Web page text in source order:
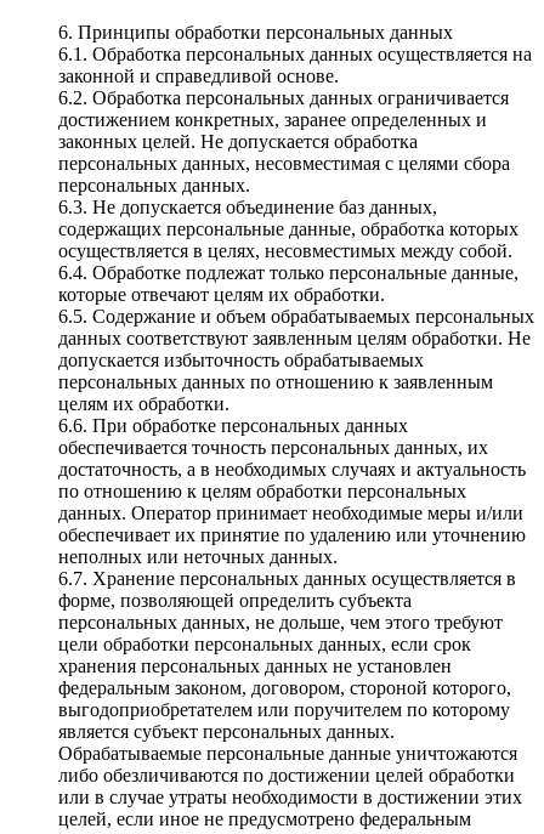
6. Принципы обработки персональных данных
6.1. Обработка персональных данных осуществляется на
законной и справедливой основе.
6.2. Обработка персональных данных ограничивается
достижением конкретных, заранее определенных и
законных целей. Не допускается обработка
персональных данных, несовместимая с целями сбора
персональных данных.
6.3. Не допускается объединение баз данных,
содержащих персональные данные, обработка которых
осуществляется в целях, несовместимых между собой.
6.4. Обработке подлежат только персональные данные,
которые отвечают целям их обработки.
6.5. Содержание и объем обрабатываемых персональных
данных соответствуют заявленным целям обработки. Не
допускается избыточность обрабатываемых
персональных данных по отношению к заявленным
целям их обработки.
6.6. При обработке персональных данных
обеспечивается точность персональных данных, их
достаточность, а в необходимых случаях и актуальность
по отношению к целям обработки персональных
данных. Оператор принимает необходимые меры и/или
обеспечивает их принятие по удалению или уточнению
неполных или неточных данных.
6.7. Хранение персональных данных осуществляется в
форме, позволяющей определить субъекта
персональных данных, не дольше, чем этого требуют
цели обработки персональных данных, если срок
хранения персональных данных не установлен
федеральным законом, договором, стороной которого,
выгодоприобретателем или поручителем по которому
является субъект персональных данных.
Обрабатываемые персональные данные уничтожаются
либо обезличиваются по достижении целей обработки
или в случае утраты необходимости в достижении этих
целей, если иное не предусмотрено федеральным